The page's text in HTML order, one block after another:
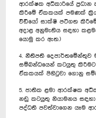
ආරක්ෂක අධිකාරියේ
කිරීමේ ඒකකයක් පමණක්
වීඩියෝ සාක්ෂි පටිගත
අදාළ අනුමැතිය සඳහා
යොමු කර ඇත.)
4. නීතිපති
සම්බන්ධයෙන් කටයුතු
ඒකකයක් පිහිටුවා ගොනු
5. ජාතික ළමා ආරක්ෂක
නඩු කටයුතු නියාමනය
පද්ධති පවත්වාගෙන යෑම